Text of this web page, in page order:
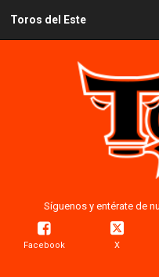
Toros del Este
Síguenos y entérate de
Facebook X